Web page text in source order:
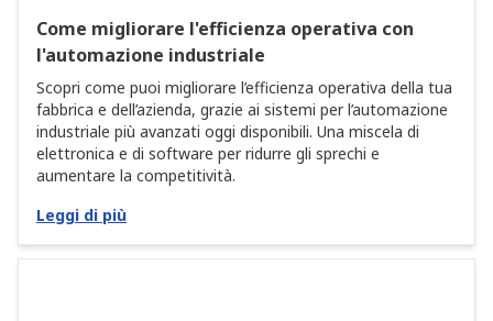
Come migliorare l'efficienza operativa con
l'automazione industriale
Scopri come puoi migliorare l’efficienza operativa della tua
fabbrica e dell’azienda, grazie ai sistemi per l’automazione
industriale più avanzati oggi disponibili. Una miscela di
elettronica e di software per ridurre gli sprechi e
aumentare la competitività.
Leggi di più